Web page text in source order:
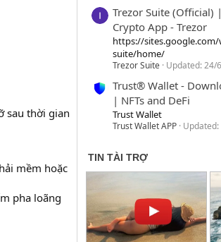
sau thời gian
mềm hoặc
pha loãng
Trezor Suite (Official)
Crypto App - Trezor
https://
suite/home/
Trezor Suite Updated:24/
Trust® Wallet -
| NFTs and DeFi
Trust Wallet
Trust Wallet APP Updated: